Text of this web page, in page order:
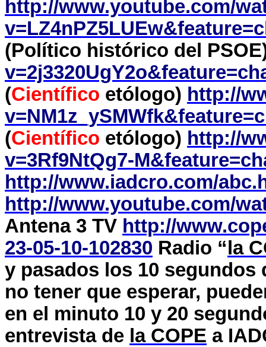
http://www.youtube.com/
(Político histórico del
(Científico etólogo) http://
(Científico etólogo) http://
v=3Rf9NtQg7-
http://www.iadcro.com/
http://www.youtube.com/
Antena 3 TV http://
23-05-10-102830 Radio “ la
y pasados los 10
no tener que esperar,
en el minuto 10 y 20
entrevista de la COPE a